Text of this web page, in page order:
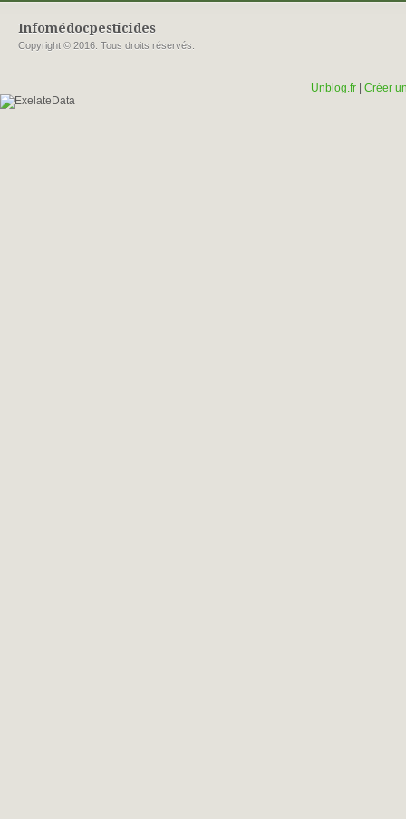
Infomédocpesticides
Copyright © 2016. Tous droits réservés.
Unblog.fr| Créer